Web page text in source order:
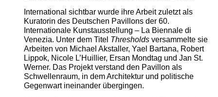
International sichtbar wurde ihre Arbeit zuletzt als
Kuratorin des Deutschen Pavillons der 60.
Internationale Kunstausstellung – La Biennale di
Venezia. Unter dem Titel Thresholdsversammelte sie
Arbeiten von Michael Akstaller, Yael Bartana, Robert
Lippok, Nicole L’Huillier, Ersan Mondtag und Jan St.
Werner. Das Projekt verstand den Pavillon als
Schwellenraum, in dem Architektur und politische
Gegenwart ineinander übergingen.